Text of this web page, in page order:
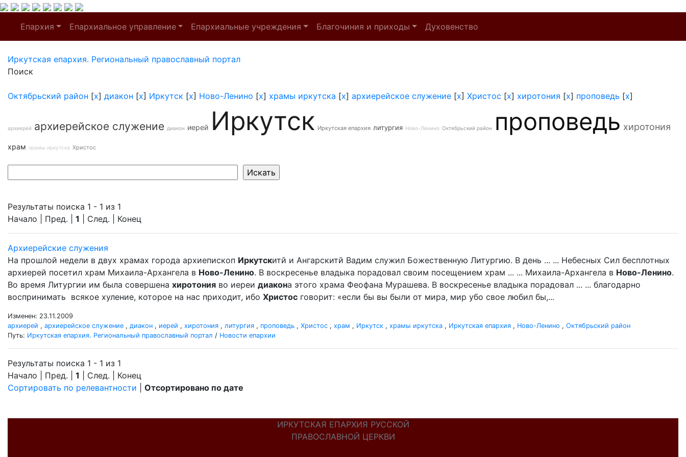
Епархия Епархиальное управление Епархиальные учреждения Благочиния и приходы Духовенство
Иркутская епархия. Региональный православный портал
Поиск
Октябрьский район [x] диакон [x] Иркутск [x] Ново-Ленино [x] храмы иркутска [x] архиерейское служение [x] Христос [x] хиротония [x] проповедь [x]
архиерей архиерейское служение диакон иерей Иркутск Иркутская епархия литургия Ново-Ленино Октябрьский район проповедь хиротония
храм храмы иркутска Христос
Результаты поиска 1 - 1 из 1
Начало | Пред. | 1 | След. | Конец
Архиерейские служения
На прошлой недели в двух храмах города архиепископ Иркутскитй и Ангарскитй Вадим служил Божественную Литургию. В день ... ... Небесных Сил бесплотных
архиерей посетил храм Михаила-Архангела в Ново-Ленино. В воскресенье владыка порадовал своим посещением храм ... ... Михаила-Архангела в Ново-Ленино.
Во время Литургии им была совершена хиротония во иереи диакона этого храма Феофана Мурашева. В воскресенье владыка порадовал ... ... благодарно
воспринимать всякое хуление, которое на нас приходит, ибо Христос говорит: «если бы вы были от мира, мир убо свое любил бы,...
Изменен: 23.11.2009
архиерей , архиерейское служение , диакон , иерей , хиротония , литургия , проповедь , Христос , храм , Иркутск , храмы иркутска , Иркутская епархия , Ново-Ленино , Октябрьский район
Путь: Иркутская епархия. Региональный православный портал / Новости епархии
Результаты поиска 1 - 1 из 1
Начало | Пред. | 1 | След. | Конец
Сортировать по релевантности
Отсортировано по дате
ИРКУТСКАЯ ЕПАРХИЯ РУССКОЙ
ПРАВОСЛАВНОЙ ЦЕРКВИ